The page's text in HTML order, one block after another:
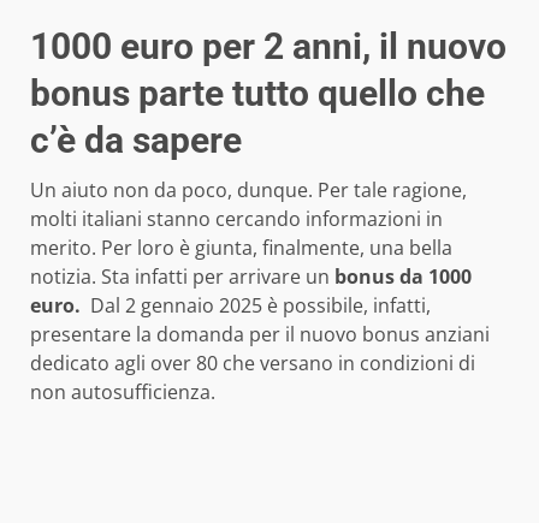
1000 euro per 2 anni, il nuovo
bonus parte tutto quello che
c’è da sapere
Un aiuto non da poco, dunque. Per tale ragione,
molti italiani stanno cercando informazioni in
merito. Per loro è giunta, finalmente, una bella
notizia. Sta infatti per arrivare un bonus da 1000
euro. Dal 2 gennaio 2025 è possibile, infatti,
presentare la domanda per il nuovo bonus anziani
dedicato agli over 80 che versano in condizioni di
non autosufficienza.